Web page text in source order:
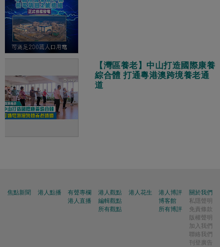
【灣區養老】中山打造國際康養
綜合體 打通粵港澳跨境養老通
道
焦點新聞 港人點播
有聲專欄
港人直播
港人觀點
編輯觀點
所有觀點
港人花生
港人博評
博客館
所有博評
關於我們
私隱聲明
免責條款
版權聲明
加入我們
聯絡我們
刊登廣告